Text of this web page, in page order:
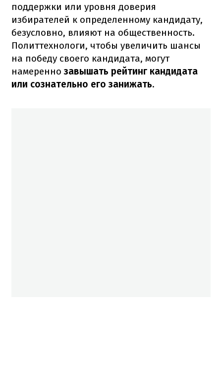
поддержки или уровня доверия
избирателей к определенному кандидату,
безусловно, влияют на общественность.
Политтехнологи, чтобы увеличить шансы
на победу своего кандидата, могут
намеренно завышать рейтинг кандидата
или сознательно его занижать.